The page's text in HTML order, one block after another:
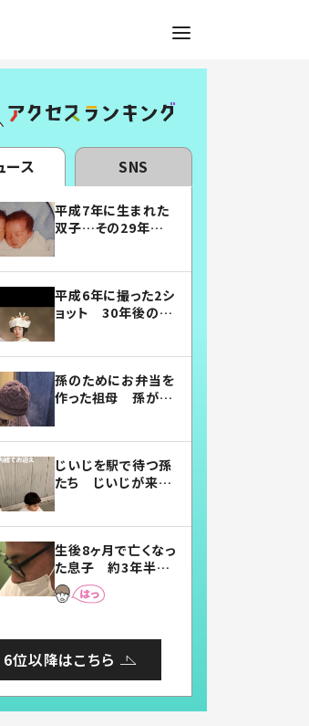
ース SNS
平成7年に生まれた
双子…その29年後
平成6年に撮った2シ
ョット 30年後の姿
孫のためにお弁当を
作った祖母 孫が絶
じいじを駅で待つ孫
たち じいじが来た
まらない」「幸せにな
れる」
生後8ヶ月で亡くなっ
た息子 約3年半
後、当時の妻の日記
に書いてあった本音
6位以降はこちら